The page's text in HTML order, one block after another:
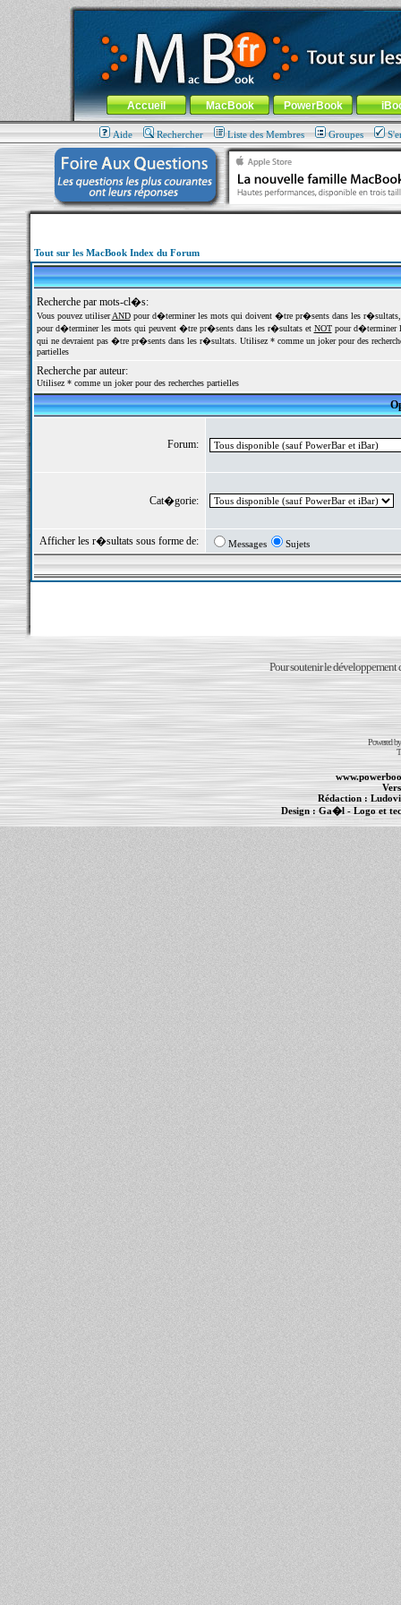
MacBook-fr.com : 100% Apple... 100% nomade !
Aller au contenu-Aller au menu général-Aller au menu de
Menu général
Accueil MacBook PowerBook
Aide Rechercher Liste des Membres Groupes
Tout sur les MacBook Index du Forum
Recherche par mots-cl�s:
Vous pouvez utiliserANDpour d�terminer les mots qui doivent �tre pr�sents dans les
pour d�terminer les mots qui peuvent �tre pr�sents dans les r�sultats et NOTpour d�terminer
qui ne devraient pas �tre pr�sents dans les r�sultats. Utilisez * comme un joker pour des
partielles
Recherche par auteur:
Utilisez * comme un joker pour des recherches partielles
Forum:
Cat�gorie:
Afficher les r�sultats sous forme de: Messages Sujets
Pour soutenir le développement
Powered
Rédaction :
Design : Ga�l- Logo et